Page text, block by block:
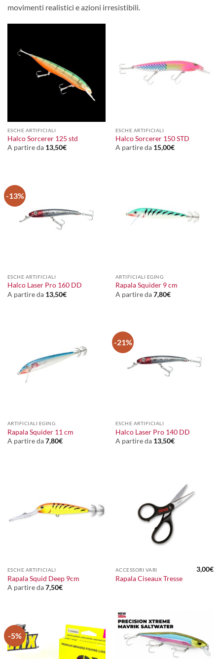
movimenti realistici e azioni irresistibili.
ESCHE ARTIFICIALI
Halco Sorcerer 125 std
A partire da 13,50€
ESCHE ARTIFICIALI
Halco Sorcerer 150 STD
A partire da 15,00€
-13%
ESCHE ARTIFICIALI
Halco Laser Pro 160 DD
A partire da 13,50€
ARTIFICIALI EGING
Rapala Squider 9 cm
A partire da7,80€
ARTIFICIALI EGING
Rapala Squider 11 cm
A partire da7,80€
-21%
ESCHE ARTIFICIALI
Halco Laser Pro 140 DD
A partire da 13,50€
ESCHE ARTIFICIALI
Rapala Squid Deep 9cm
A partire da7,50€
ACCESSORI VARI
Rapala Ciseaux Tresse
3,00€
-5%